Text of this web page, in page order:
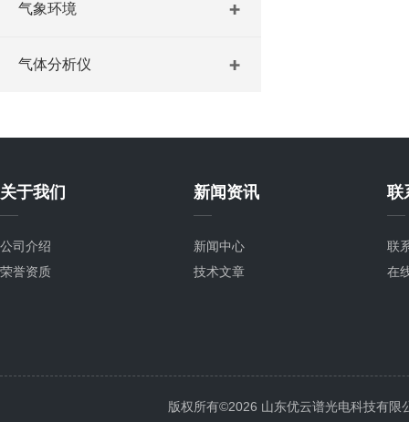
气象环境
气体分析仪
关于我们
公司介绍
荣誉资质
新闻资讯
新闻中心
技术文章
联
联
在
版权所有©2026 山东优云谱光电科技有